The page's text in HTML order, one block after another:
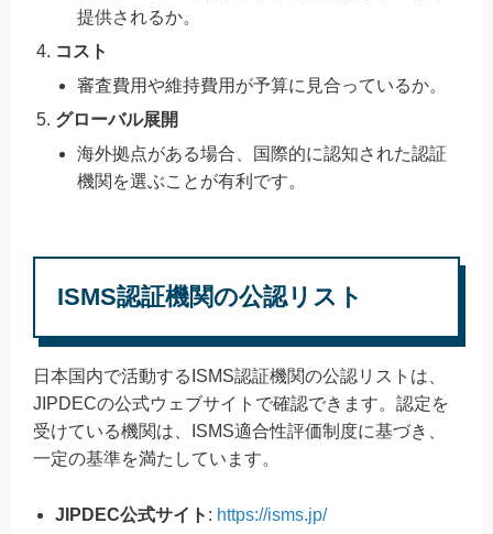
提供されるか。
コスト
審査費用や維持費用が予算に見合っているか。
グローバル展開
海外拠点がある場合、国際的に認知された認証
機関を選ぶことが有利です。
ISMS認証機関の公認リスト
日本国内で活動するISMS認証機関の公認リストは、
JIPDECの公式ウェブサイトで確認できます。認定を
受けている機関は、ISMS適合性評価制度に基づき、
一定の基準を満たしています。
JIPDEC公式サイト : https://isms.jp/